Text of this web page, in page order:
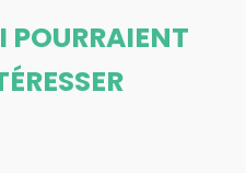
POURRAIENT